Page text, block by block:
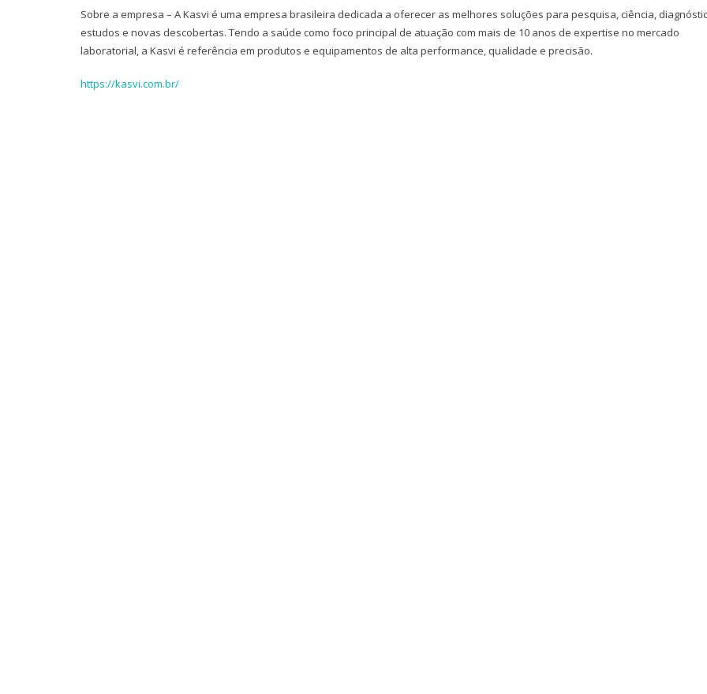
Sobre a empresa – A Kasvi é uma empresa brasileira dedicada a oferecer as melhores soluções para pesquisa, ciência,
estudos e novas descobertas. Tendo a saúde como foco principal de atuação com mais de 10 anos de expertise no mercado
laboratorial, a Kasvi é referência em produtos e equipamentos de alta performance, qualidade e precisão.
https://kasvi.com.br/